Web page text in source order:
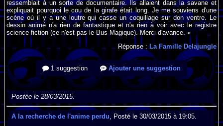
ressemblait à un sorte de documentaire. Ils allaient dans la savane et
expliquait pourquoi le cou de la girafe était long. Je me souviens d'une
scène où il y a une loutre qui casse un coquillage sur don ventre. Le
dessin animé n'a rien de fantastique et n'a rien à voir avec le registre
science fiction (ce n'est pas le Bus Magique). Merci d'avance. »
Réponse :La Famille Delajungle
1 suggestion Ajouter une suggestion
Postée le 28/03/2015.
A la recherche de l'anime perdu, Posté le 30/03/2015 à 19:05.